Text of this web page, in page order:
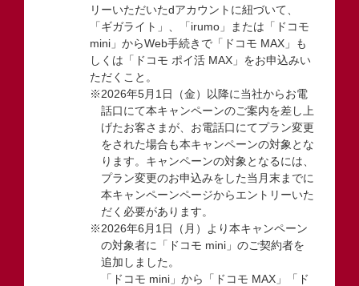
リーいただいたdアカウントに紐づいて、
「ギガライト」、「irumo」または「ドコモ
mini」からWeb手続きで「ドコモ MAX」も
しくは「ドコモ ポイ活 MAX」をお申込みい
ただくこと。
※2026年5月1日（金）以降に当社からお電
話口にて本キャンペーンのご案内を差し上
げたお客さまが、お電話口にてプラン変更
をされた場合も本キャンペーンの対象とな
ります。キャンペーンの対象となるには、
プラン変更のお申込みをした当月末までに
本キャンペーンページからエントリーいた
だく必要があります。
※2026年6月1日（月）より本キャンペーン
の対象者に「ドコモ mini」のご契約者を
追加しました。
「ドコモ mini」から「ドコモ MAX」「ド